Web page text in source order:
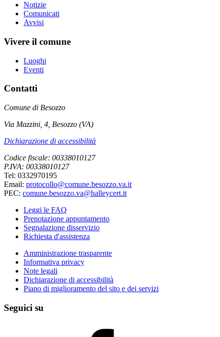
Notizie
Comunicati
Avvisi
Vivere il comune
Luoghi
Eventi
Contatti
Comune di Besozzo
Via Mazzini, 4, Besozzo (VA)
Dichiarazione di accessibilità
Codice fiscale: 00338010127
P.IVA: 00338010127
Tel: 0332970195
Email: protocollo@comune.besozzo.va.it
PEC: comune.besozzo.va@halleycert.it
Leggi le FAQ
Prenotazione appuntamento
Segnalazione disservizio
Richiesta d'assistenza
Amministrazione trasparente
Informativa privacy
Note legali
Dichiarazione di accessibilità
Piano di miglioramento del sito e dei servizi
Seguici su